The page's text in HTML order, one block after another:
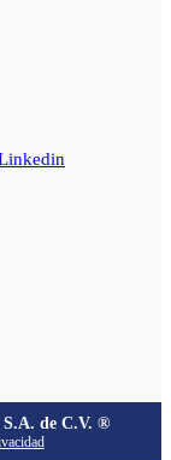
de C.V. ®